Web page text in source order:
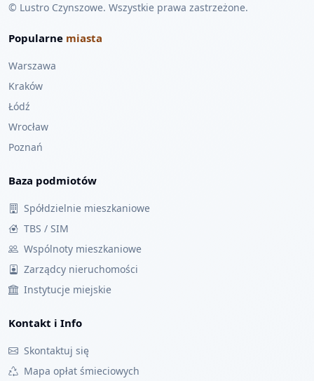
© Lustro Czynszowe. Wszystkie prawa zastrzeżone.
Popularne miasta
Warszawa
Kraków
Łódź
Wrocław
Poznań
Baza podmiotów
Spółdzielnie mieszkaniowe
TBS / SIM
Wspólnoty mieszkaniowe
Zarządcy nieruchomości
Instytucje miejskie
Kontakt i Info
Skontaktuj się
Mapa opłat śmieciowych